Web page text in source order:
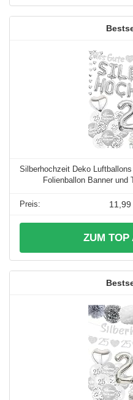
Silberhochzeit Deko
Folienballon Banner und
11,99
ZUM TOP